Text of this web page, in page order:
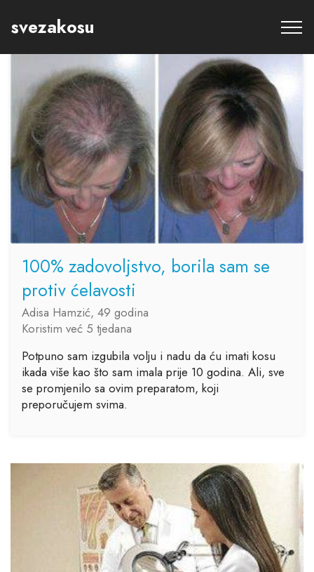
svezakosu
100% zadovoljstvo, borila sam se
protiv ćelavosti
Adisa Hamzić, 49 godina
Koristim već 5 tjedana
Potpuno sam izgubila volju i nadu da ću imati kosu
ikada više kao što sam imala prije 10 godina. Ali, sve
se promjenilo sa ovim preparatom, koji
preporučujem svima.